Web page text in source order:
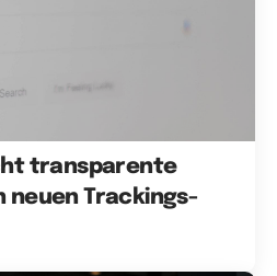
transparente
neuen Trackings-